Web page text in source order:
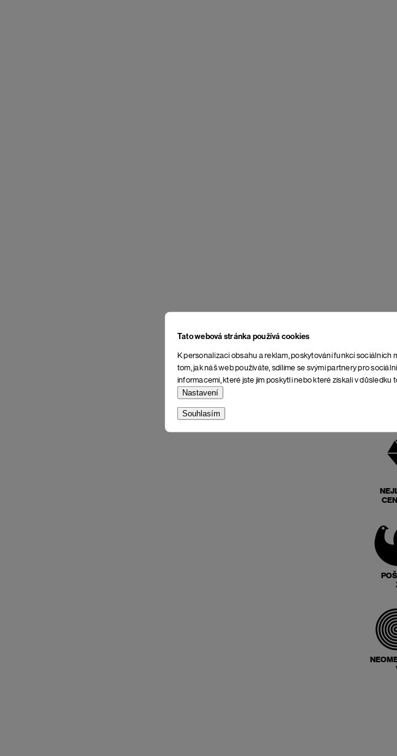
Tato webová stránka používá cookies
K personalizaci obsahu a reklam, poskytování funkcí sociálních
tom, jak náš web používáte, sdílíme se svými partnery pro
informacemi, které jste jim poskytli nebo které získali v důsledku
Nastavení
Souhlasím